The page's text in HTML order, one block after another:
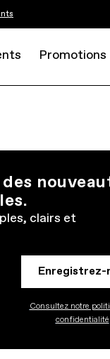
Promotions
clairs et
Enregistrez-
Consultez notre
confidentialité